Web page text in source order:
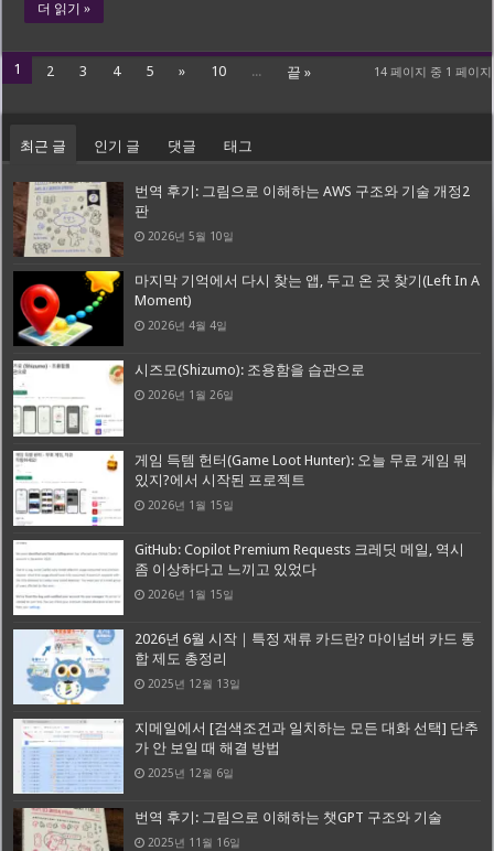
더 읽기 »
14 페이지 중 1 페이지
1 2 3 4 5 » 10 ... 끝 »
최근 글 인기 글 댓글 태그
번역 후기: 그림으로 이해하는 AWS 구조와 기술 개정2
판
2026년 5월 10일
마지막 기억에서 다시 찾는 앱, 두고 온 곳 찾기(Left In A
Moment)
2026년 4월 4일
시즈모(Shizumo): 조용함을 습관으로
2026년 1월 26일
게임 득템 헌터(Game Loot Hunter): 오늘 무료 게임 뭐
있지?에서 시작된 프로젝트
2026년 1월 15일
GitHub: Copilot Premium Requests 크레딧 메일, 역시
좀 이상하다고 느끼고 있었다
2026년 1월 15일
2026년 6월 시작｜특정 재류 카드란? 마이넘버 카드 통
합 제도 총정리
2025년 12월 13일
지메일에서 [검색조건과 일치하는 모든 대화 선택] 단추
가 안 보일 때 해결 방법
2025년 12월 6일
번역 후기: 그림으로 이해하는 챗GPT 구조와 기술
2025년 11월 16일